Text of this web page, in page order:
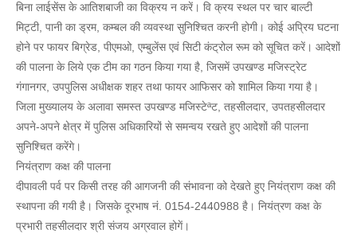
बिना लाईसेंस के आतिशबाजी का विक्रय न करें। वि क्रय स्थल पर चार बाल्टी
मिट्टी, पानी का ड्रम, कम्बल की व्यवस्था सुनिश्चित करनी होगी। कोई अप्रिय घटना
होने पर फायर बिग्रेड, पीएमओ, एम्बुलेंस एवं सिटी कंट्रोल रूम को सूचित करें। आदेशों
की पालना के लिये एक टीम का गठन किया गया है, जिसमें उपखण्ड मजिस्ट्रेट
गंगानगर, उपपुलिस अधीक्षक शहर तथा फायर आफिसर को शामिल किया गया है।
जिला मुख्यालय के अलावा समस्त उपखण्ड मजिस्टेªट, तहसीलदार, उपतहसीलदार
अपने-अपने क्षेत्र में पुलिस अधिकारियों से समन्वय रखते हुए आदेशों की पालना
सुनिश्चित करेंगे।
नियंत्राण कक्ष की पालना
दीपावली पर्व पर किसी तरह की आगजनी की संभावना को देखते हुए नियंत्राण कक्ष की
स्थापना की गयी है। जिसके दूरभाष नं. 0154-2440988 है। नियंत्रण कक्ष के
प्रभारी तहसीलदार श्री संजय अग्रवाल होगें।